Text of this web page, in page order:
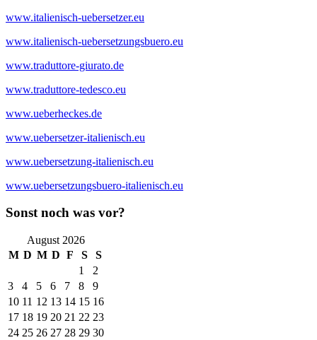
www.italienisch-uebersetzer.eu
www.italienisch-uebersetzungsbuero.eu
www.traduttore-giurato.de
www.traduttore-tedesco.eu
www.ueberheckes.de
www.uebersetzer-italienisch.eu
www.uebersetzung-italienisch.eu
www.uebersetzungsbuero-italienisch.eu
Sonst noch was vor?
August 2026
M D M D F S
S
1
2
3
4 5 6 7 8
9
10 11 12 13 14 15 16
17 18 19 20 21 22 23
24 25 26 27 28 29 30